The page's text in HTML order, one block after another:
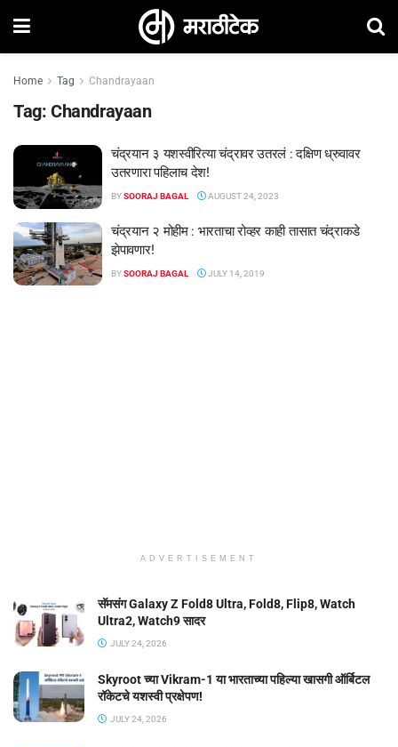
Home Tag Chandrayaan
Tag: Chandrayaan
चंद्रयान ३ यशस्वीरित्या चंद्रावर उतरलं : दक्षिण ध्रुवावर
उतरणारा पहिलाच देश!
BYSOORAJ BAGAL AUGUST 24, 2023
चंद्रयान २ मोहीम : भारताचा रोव्हर काही तासात चंद्राकडे
झेपावणार!
BYSOORAJ BAGAL JULY 14, 2019
ADVERTISEMENT
सॅमसंग Galaxy Z Fold8 Ultra, Fold8, Flip8, Watch
Ultra2, Watch9 सादर
JULY 24, 2026
Skyroot च्या Vikram-1 या भारताच्या पहिल्या खासगी ऑर्बिटल
रॉकेटचे यशस्वी प्रक्षेपण!
JULY 24, 2026